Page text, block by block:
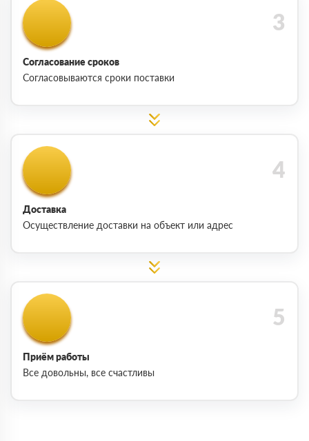
Согласование сроков
Согласовываются сроки поставки
Доставка
Осуществление доставки на объект или адрес
Приём работы
Все довольны, все счастливы